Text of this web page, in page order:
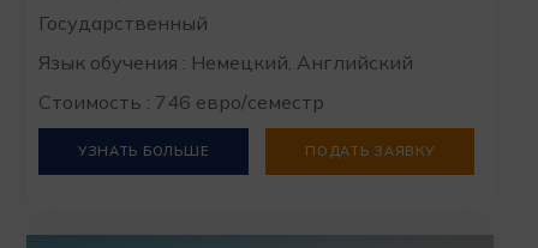
Государственный
Язык обучения : Немецкий, Английский
Стоимость : 746 евро/семестр
УЗНАТЬ БОЛЬШЕ ПОДАТЬ ЗАЯВКУ